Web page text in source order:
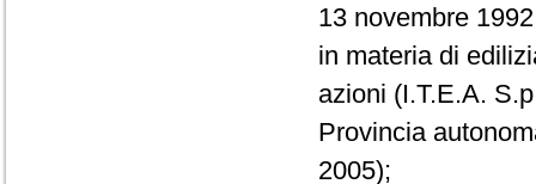
13 novembre
in materia di
azioni (I.T.E.A.
Provincia
2005);